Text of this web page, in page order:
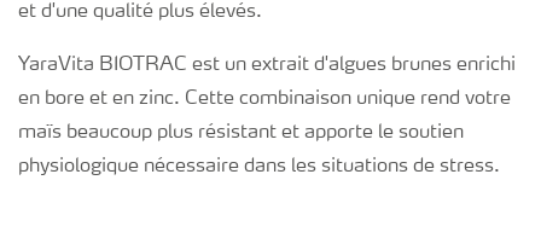
et d'une qualité plus élevés.
YaraVita BIOTRAC est un extrait d'algues brunes enrichi
en bore et en zinc. Cette combinaison unique rend votre
maïs beaucoup plus résistant et apporte le soutien
physiologique nécessaire dans les situations de stress.